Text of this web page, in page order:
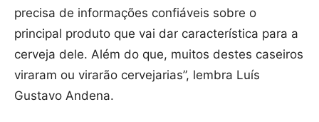
precisa de informações confiáveis sobre o
principal produto que vai dar característica para a
cerveja dele. Além do que, muitos destes caseiros
viraram ou virarão cervejarias”, lembra Luís
Gustavo Andena.